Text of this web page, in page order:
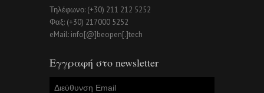
Τηλέφωνο: (+30) 211 212 5252
Φαξ: (+30) 217000 5252
eMail: info[@]beopen[.]tech
Εγγραφή στο newsletter
Διεύθυνση Email